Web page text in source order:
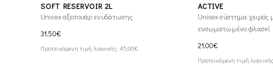
SOFT RESERVOIR 2L
Unisex αξεσουάρ ενυδάτωσης
31,50€
Προτεινόμενη τιμή λιανικής: 45,00€
ACTIVE
Unisex σύστημα χειρός
ενσωματωμένο φλασκί
21,00€
Προτεινόμενη τιμή